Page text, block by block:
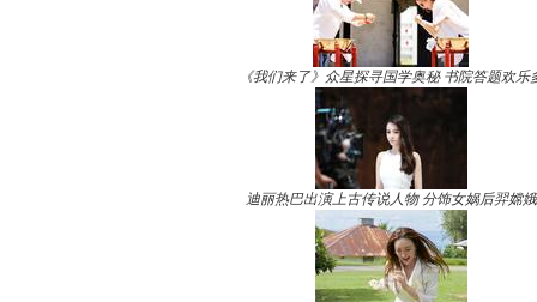
《我们来了》众星探寻国学奥秘 书院答题欢乐
迪丽热巴出演上古传说人物 分饰女娲后羿嫦娥